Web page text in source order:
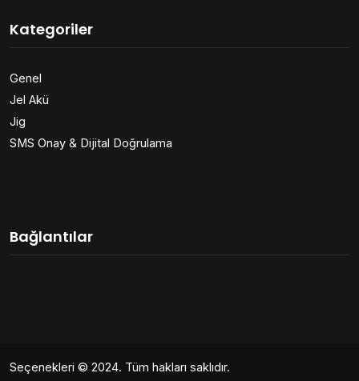
Kategoriler
Genel
Jel Akü
Jig
SMS Onay & Dijital Doğrulama
Bağlantılar
Seçenekleri © 2024. Tüm hakları saklıdır.